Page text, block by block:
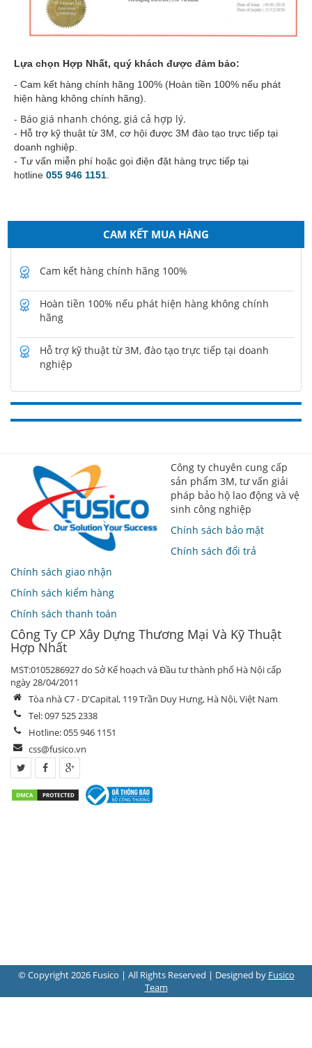
Lựa chọn Hợp Nhất, quý khách được đảm bảo:
- Cam kết hàng chính hãng 100% (Hoàn tiền 100% nếu phát
hiện hàng không chính hãng).
- Báo giá nhanh chóng, giá cả hợp lý.
- Hỗ trợ kỹ thuật từ 3M, cơ hội được 3M đào tạo trực tiếp tại
doanh nghiệp.
- Tư vấn miễn phí hoặc gọi điện đặt hàng trực tiếp tại
hotline 055 946 1151.
CAM KẾT MUA HÀNG
Cam kết hàng chính hãng 100%
Hoàn tiền 100% nếu phát hiện hàng không chính
hãng
Hỗ trợ kỹ thuật từ 3M, đào tạo trực tiếp tại doanh
nghiệp
Công ty chuyên cung cấp
sản phẩm 3M, tư vấn giải
pháp bảo hộ lao động và vệ
sinh công nghiệp
Chính sách bảo mật
Chính sách đổi trả
Chính sách giao nhận
Chính sách kiểm hàng
Chính sách thanh toán
Công Ty CP Xây Dựng Thương Mại Và Kỹ Thuật
Hợp Nhất
MST:0105286927 do Sở Kế hoạch và Đầu tư thành phố Hà Nội cấp
ngày 28/04/2011
Tòa nhà C7 - D'Capital, 119 Trần Duy Hưng, Hà Nội, Việt Nam
Tel: 097 525 2338
Hotline: 055 946 1151
css@fusico.vn
© Copyright 2026 Fusico | All Rights Reserved | Designed by Fusico
Team